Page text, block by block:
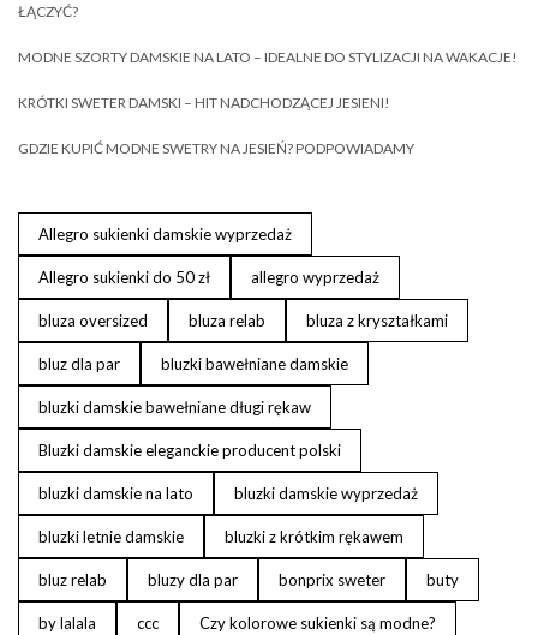
ŁĄCZYĆ?
MODNE SZORTY DAMSKIE NA LATO – IDEALNE DO STYLIZACJI NA WAKACJE!
KRÓTKI SWETER DAMSKI – HIT NADCHODZĄCEJ JESIENI!
GDZIE KUPIĆ MODNE SWETRY NA JESIEŃ? PODPOWIADAMY
Allegro sukienki damskie wyprzedaż
Allegro sukienki do 50 zł allegro wyprzedaż
bluza oversized bluza relab bluza z kryształkami
bluz dla par bluzki bawełniane damskie
bluzki damskie bawełniane długi rękaw
Bluzki damskie eleganckie producent polski
bluzki damskie na lato bluzki damskie wyprzedaż
bluzki letnie damskie bluzki z krótkim rękawem
bluz relab bluzy dla par bonprix sweter buty
by lalala ccc Czy kolorowe sukienki są modne?